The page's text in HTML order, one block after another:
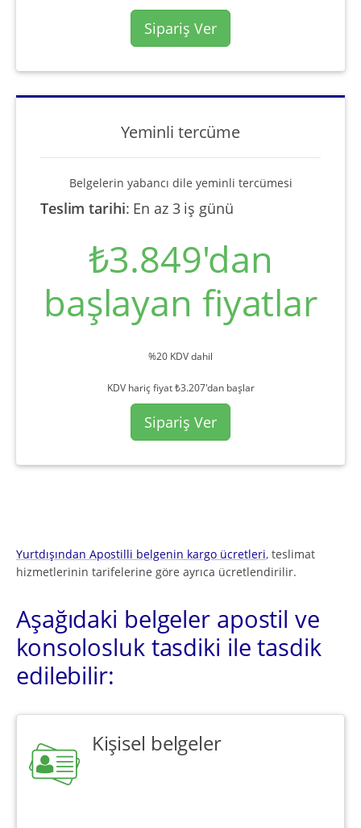
Sipariş Ver
Yeminli tercüme
Belgelerin yabancı dile yeminli tercümesi
Teslim tarihi: En az 3 iş günü
₺3.849'dan
başlayan fiyatlar
%20 KDV dahil
KDV hariç fiyat ₺3.207'dan başlar
Sipariş Ver
Yurtdışından Apostilli belgenin kargo ücretleri, teslimat
hizmetlerinin tarifelerine göre ayrıca ücretlendirilir.
Aşağıdaki belgeler apostil ve
konsolosluk tasdiki ile tasdik
edilebilir:
Kişisel belgeler